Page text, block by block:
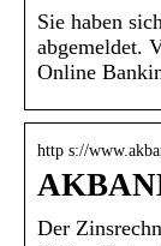
Sie haben
abgemeldet.
Online
http s://
Der